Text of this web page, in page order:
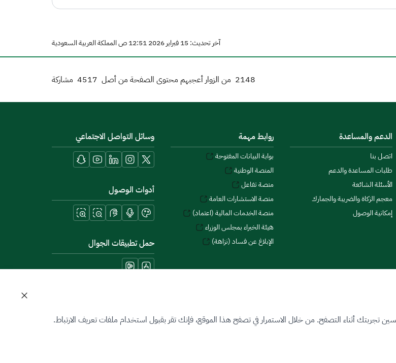
آخر تحديث: 15 فبراير 2026 12:51 ص المملكة العربية السعودية
2148 من الزوار أعجبهم محتوى الصفحة من أصل 4517 مشاركة
الدعم والمساعدة
اتصل بنا
طلبات المساعدة والدعم
الأسئلة الشائعة
معجم الزكاة والضريبة والجمارك
إمكانية الوصول
روابط مهمة
بوابة البيانات المفتوحة
المنصة الوطنية
منصة تفاعل
منصة الاستشارات العامة
منصة الخدمات المالية (اعتماد)
هيئة الخبراء بمجلس الوزراء
الإبلاغ عن فساد (نزاهة)
وسائل التواصل الاجتماعي
أدوات الوصول
حمل تطبيقات الجوال
أثناء التصفح. من خلال الاستمرار في تصفح هذا الموقع، فإنك تقر بقبول استخدام ملفات تعريف الارتباط.